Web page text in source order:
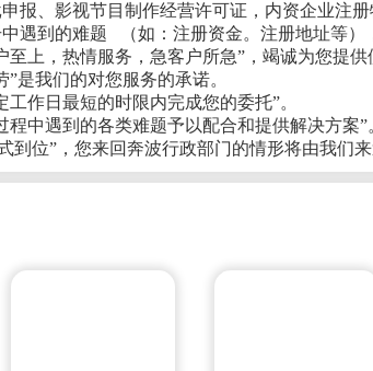
报、影视节目制作经营许可证，内资企业注
遇到的难题 （如：注册资金。注册地址等）
上，热情服务，急客户所急”，竭诚为您提供
”是我们的对您服务的承诺。
工作日最短的时限内完成您的委托”。
程中遇到的各类难题予以配合和提供解决方案”
到位”，您来回奔波行政部门的情形将由我们来